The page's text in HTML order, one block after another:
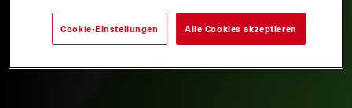
Cookie-Einstellungen Alle Cookies akzeptieren